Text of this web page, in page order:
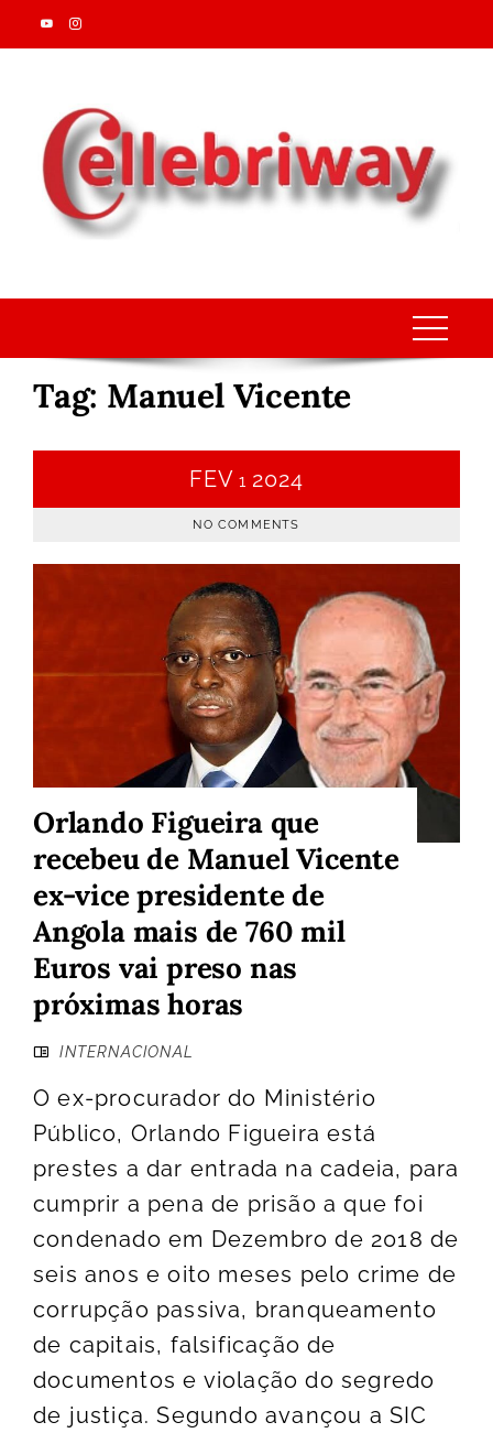
Skip
to
Tag: Manuel Vicente
FEV 1 2024
NO COMMENTS
Orlando Figueira que
recebeu de Manuel Vicente
ex-vice presidente de
Angola mais de 760 mil
Euros vai preso nas
próximas horas
INTERNACIONAL
O ex-procurador do Ministério
Público, Orlando Figueira está
prestes a dar entrada na cadeia, para
cumprir a pena de prisão a que foi
condenado em Dezembro de 2018 de
seis anos e oito meses pelo crime de
corrupção passiva, branqueamento
de capitais, falsificação de
documentos e violação do segredo
de justiça. Segundo avançou a SIC